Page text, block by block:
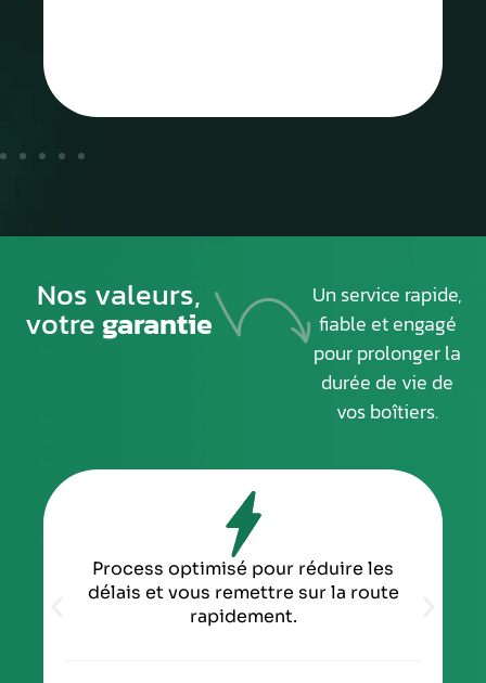
Nos valeurs,
votregarantie
Un service rapide,
fiable et engagé
pour prolonger la
durée de vie de
vos boîtiers.
Process optimisé pour réduire les
délais et vous remettre sur la route
rapidement.